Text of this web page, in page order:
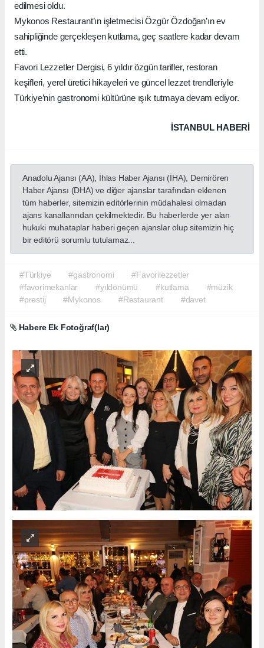
edilmesi oldu.
Mykonos Restaurant’ın işletmecisi Özgür Özdoğan’ın ev
sahipliğinde gerçekleşen kutlama, geç saatlere kadar devam
etti.
Favori Lezzetler Dergisi, 6 yıldır özgün tarifler, restoran
keşifleri, yerel üretici hikayeleri ve güncel lezzet trendleriyle
Türkiye’nin gastronomi kültürüne ışık tutmaya devam ediyor.
İSTANBUL HABERİ
Anadolu Ajansı (AA), İhlas Haber Ajansı (İHA), Demirören
Haber Ajansı (DHA) ve diğer ajanslar tarafından eklenen
tüm haberler, sitemizin editörlerinin müdahalesi olmadan
ajans kanallarından çekilmektedir. Bu haberlerde yer alan
hukuki muhataplar haberi geçen ajanslar olup sitemizin hiç
bir editörü sorumlu tutulamaz...
#Türkiye #gastronomi
#Favorilezzetler
#favorimekanlar
#yıldönümü #kutlama
#müzik
#prestij
#Mykonos #Restaurant #davet
Habere Ek Fotoğraf(lar)